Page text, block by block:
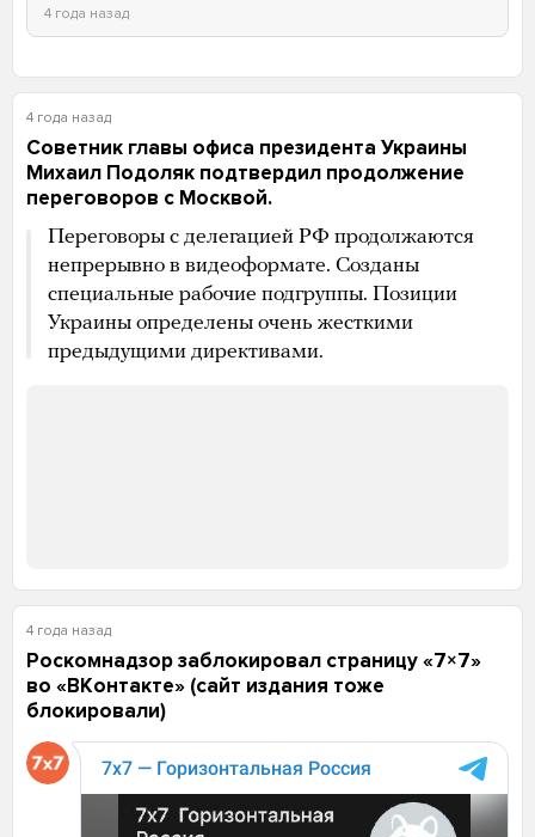
4 года назад
4 года назад
Советник главы офиса президента Украины
Михаил Подоляк подтвердил продолжение
переговоров с Москвой.
Переговоры с делегацией РФ продолжаются
непрерывно в видеоформате. Созданы
специальные рабочие подгруппы. Позиции
Украины определены очень жесткими
предыдущими директивами.
4 года назад
Роскомнадзор заблокировал страницу «7×7»
во «ВКонтакте» (сайт издания тоже
блокировали)